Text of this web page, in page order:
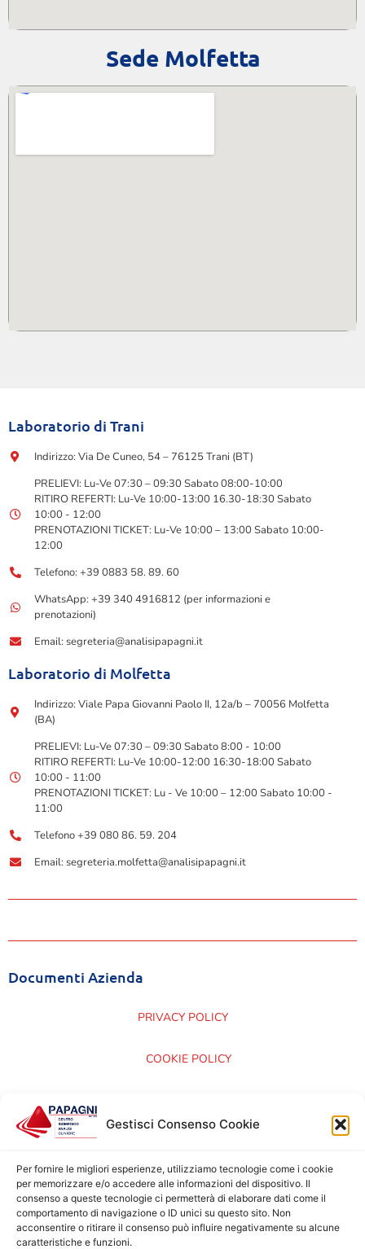
Gestisci Consenso Cookie
Per fornire le migliori esperienze, utilizziamo tecnologie come i cookie
per memorizzare e/o accedere alle informazioni del dispositivo. Il
consenso a queste tecnologie ci permetterà di elaborare dati come il
comportamento di navigazione o ID unici su questo sito. Non
acconsentire o ritirare il consenso può influire negativamente su alcune
caratteristiche e funzioni.
Sede Molfetta
Laboratorio di Trani
Indirizzo: Via De Cuneo, 54 – 76125 Trani (BT)
PRELIEVI: Lu-Ve 07:30 – 09:30 Sabato 08:00-10:00
RITIRO REFERTI: Lu-Ve 10:00-13:00 16.30-18:30 Sabato
10:00 - 12:00
PRENOTAZIONI TICKET: Lu-Ve 10:00 – 13:00 Sabato 10:00-
12:00
Telefono: +39 0883 58. 89. 60
WhatsApp: +39 340 4916812 (per informazioni e
prenotazioni)
Email: segreteria@analisipapagni.it
Laboratorio di Molfetta
Indirizzo: Viale Papa Giovanni Paolo II, 12a/b – 70056 Molfetta
(BA)
PRELIEVI: Lu-Ve 07:30 – 09:30 Sabato 8:00 - 10:00
RITIRO REFERTI: Lu-Ve 10:00-12:00 16:30-18:00 Sabato
10:00 - 11:00
PRENOTAZIONI TICKET: Lu - Ve 10:00 – 12:00 Sabato 10:00 -
11:00
Telefono +39 080 86. 59. 204
Email: segreteria.molfetta@analisipapagni.it
Documenti Azienda
PRIVACY POLICY
COOKIE POLICY